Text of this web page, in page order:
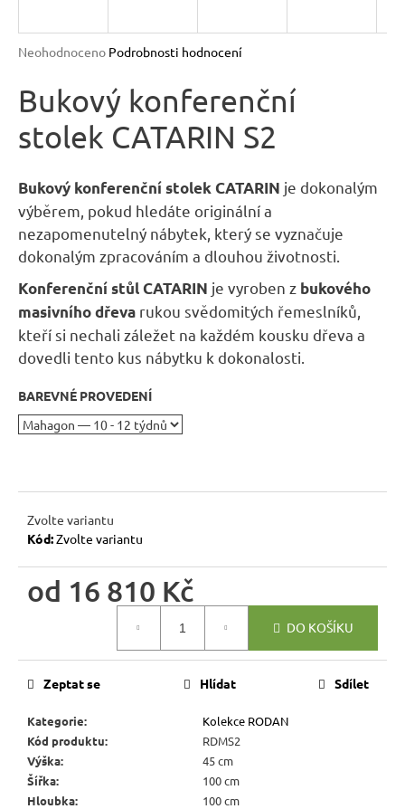
Průměrné
produktu
je
0,0
z
hvězdiček.
Neohodnoceno Podrobnosti hodnocení
Bukový konferenční
stolek CATARIN S2
Bukový konferenční stolek CATARIN je dokonalým
výběrem, pokud hledáte originální a
nezapomenutelný nábytek, který se vyznačuje
dokonalým zpracováním a dlouhou životnosti.
Konferenční stůl CATARIN je vyroben z bukového
masivního dřeva rukou svědomitých řemeslníků,
kteří si nechali záležet na každém kousku dřeva a
dovedli tento kus nábytku k dokonalosti.
BAREVNÉ PROVEDENÍ
Zvolte variantu
Kód:Zvolte variantu
od 16 810 Kč
DO KOŠÍKU
Kategorie:
Kolekce RODAN
Kód produktu:
RDMS2
Výška:
45 cm
Šířka:
100 cm
Hloubka:
100 cm
Zeptat se Hlídat Sdílet
a
í
t
?
HLEDAT
D
o
p
o
r
u
j
e
m
e
MASIVU
MET
TAB08
580
Kč